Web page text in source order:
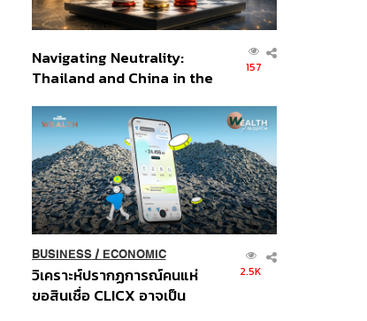
Navigating Neutrality:
Thailand and China in the
Order
157
BUSINESS/ ECONOMIC
วิเคราะห์ปรากฏการณ์คนแห่
ขอสินเชื่อ CLICX อาจเป็น
2.5K